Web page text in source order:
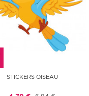
STICKERS OISEAU